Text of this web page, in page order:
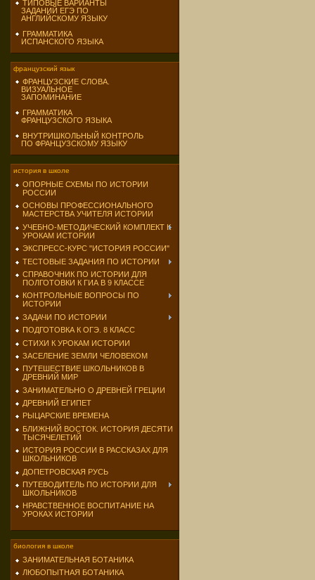
ТИПОВЫЕ ВАРИАНТЫ
ЗАДАНИЙ ЕГЭ ПО
АНГЛИЙСКОМУ ЯЗЫКУ
ГРАММАТИКА
ИСПАНСКОГО ЯЗЫКА
французский язык
ФРАНЦУЗСКИЕ СЛОВА.
ВИЗУАЛЬНОЕ
ЗАПОМИНАНИЕ
ГРАММАТИКА
ФРАНЦУЗСКОГО ЯЗЫКА
ВНУТРИШКОЛЬНЫЙ КОНТРОЛЬ
ПО ФРАНЦУЗСКОМУ ЯЗЫКУ
история в школе
ОПОРНЫЕ СХЕМЫ ПО ИСТОРИИ
РОССИИ
ОСНОВЫ ПРОФЕССИОНАЛЬНОГО
МАСТЕРСТВА УЧИТЕЛЯ ИСТОРИИ
УЧЕБНО-МЕТОДИЧЕСКИЙ КОМПЛЕКТ К
УРОКАМ ИСТОРИИ
ЭКСПРЕСС-КУРС "ИСТОРИЯ РОССИИ"
ТЕСТОВЫЕ ЗАДАНИЯ ПО ИСТОРИИ
СПРАВОЧНИК ПО ИСТОРИИ ДЛЯ
ПОЛГОТОВКИ К ГИА В 9 КЛАССЕ
КОНТРОЛЬНЫЕ ВОПРОСЫ ПО
ИСТОРИИ
ЗАДАЧИ ПО ИСТОРИИ
ПОДГОТОВКА К ОГЭ. 8 КЛАСС
СТИХИ К УРОКАМ ИСТОРИИ
ЗАСЕЛЕНИЕ ЗЕМЛИ ЧЕЛОВЕКОМ
ПУТЕШЕСТВИЕ ШКОЛЬНИКОВ В
ДРЕВНИЙ МИР
ЗАНИМАТЕЛЬНО О ДРЕВНЕЙ ГРЕЦИИ
ДРЕВНИЙ ЕГИПЕТ
РЫЦАРСКИЕ ВРЕМЕНА
БЛИЖНИЙ ВОСТОК. ИСТОРИЯ ДЕСЯТИ
ТЫСЯЧЕЛЕТИЙ
ИСТОРИЯ РОССИИ В РАССКАЗАХ ДЛЯ
ШКОЛЬНИКОВ
ДОПЕТРОВСКАЯ РУСЬ
ПУТЕВОДИТЕЛЬ ПО ИСТОРИИ ДЛЯ
ШКОЛЬНИКОВ
НРАВСТВЕННОЕ ВОСПИТАНИЕ НА
УРОКАХ ИСТОРИИ
биология в школе
ЗАНИМАТЕЛЬНАЯ БОТАНИКА
ЛЮБОПЫТНАЯ БОТАНИКА